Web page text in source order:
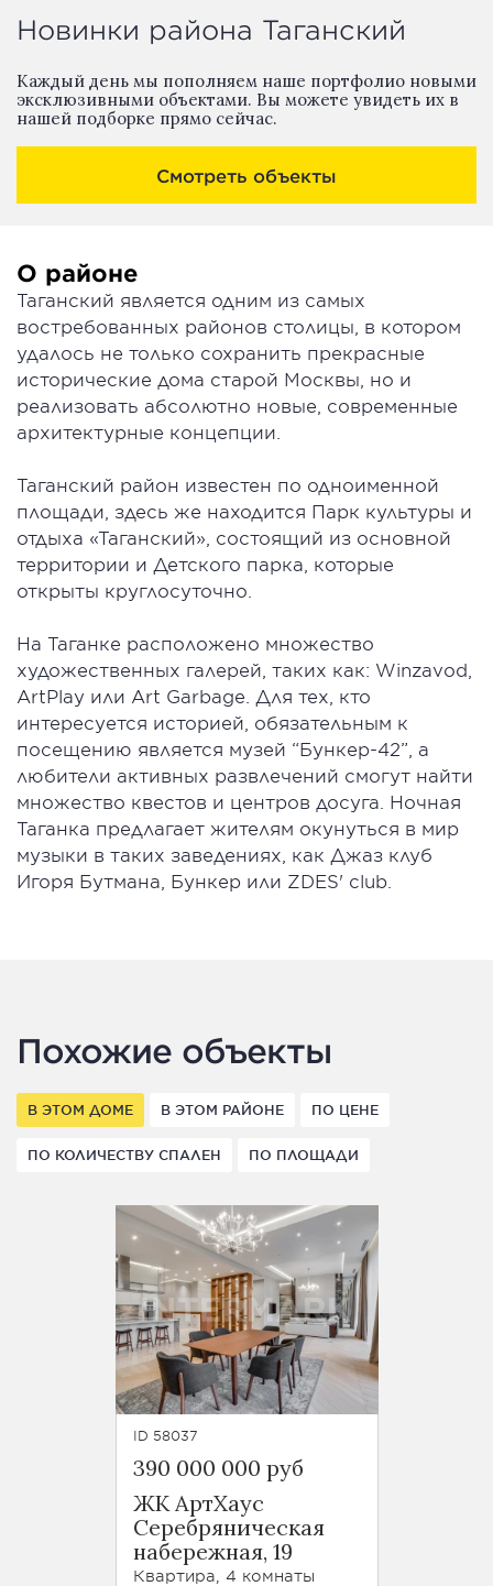
Новинки района Таганский
Каждый день мы пополняем наше портфолио новыми
эксклюзивными объектами. Вы можете увидеть их в
нашей подборке прямо сейчас.
Смотреть объекты
О районе
Таганский является одним из самых
востребованных районов столицы, в котором
удалось не только сохранить прекрасные
исторические дома старой Москвы, но и
реализовать абсолютно новые, современные
архитектурные концепции.
Таганский район известен по одноименной
площади, здесь же находится Парк культуры и
отдыха «Таганский», состоящий из основной
территории и Детского парка, которые
открыты круглосуточно.
На Таганке расположено множество
художественных галерей, таких как: Winzavod,
ArtPlay или Art Garbage. Для тех, кто
интересуется историей, обязательным к
посещению является музей “Бункер-42”, а
любители активных развлечений смогут найти
множество квестов и центров досуга. Ночная
Таганка предлагает жителям окунуться в мир
музыки в таких заведениях, как Джаз клуб
Игоря Бутмана, Бункер или ZDES' club.
Похожие объекты
В ЭТОМ ДОМЕ В ЭТОМ РАЙОНЕ ПО ЦЕНЕ
ПО КОЛИЧЕСТВУ СПАЛЕН ПО ПЛОЩАДИ
ID 58037
390 000 000 руб
ЖК АртХаус
Серебряническая
набережная, 19
Квартира, 4 комнаты